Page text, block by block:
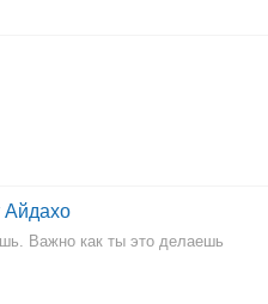
Айдахо
Важно как ты это делаешь